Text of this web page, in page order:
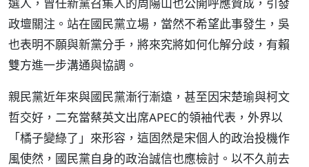
政壇關注。站在國民黨立場，當然不希望此事發生，吳
也表明不願與新黨分手，將來究將如何化解分歧，有賴
雙方進一步溝通與協調。
親民黨近年來與國民黨漸行漸遠，甚至因宋楚瑜與柯文
哲交好，二充當蔡英文出席APEC的領袖代表，外界以
「橘子變綠了」來形容，這固然是宋個人的政治投機作
風使然，國民黨自身的政治誠信也應檢討。以不久前去